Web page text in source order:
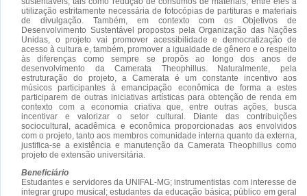
utilização estritamente necessária de fotocópias de partituras e materiais
de divulgação. Também, em contexto com os Objetivos de
Desenvolvimento Sustentável propostos pela Organização das Nações
Unidas, o projeto vai promover acessibilidade e democratização de
acesso à cultura e, também, promover a igualdade de gênero e o respeito
às diferenças como sempre se propôs ao longo dos anos de
desenvolvimento da Camerata Theophillus. Naturalmente, pela
estruturação do projeto, a Camerata é um constante incentivo aos
músicos participantes à emancipação econômica de forma a estes
participarem de outras iniciativas artísticas para obtenção de renda em
contexto com a economia criativa que, entre outras ações, busca
incentivar e valorizar o setor cultural. Diante das contribuições
sociocultural, acadêmica e econômica proporcionadas aos envolvidos
com o projeto, tanto aos membros comunidade interna quanto da externa,
justifica-se a existência e manutenção da Camerata Theophillus como
projeto de extensão universitária.
Beneficiário
Estudantes e servidores da UNIFAL-MG; instrumentistas com interesse de
integrar grupo musical; estudantes da educação básica; público em geral